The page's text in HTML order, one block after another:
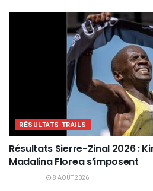
RÉSULTATS TRAILS
Résultats Sierre-Zinal 2026 :
Madalina Florea s’imposent
8 AOÛT 2026